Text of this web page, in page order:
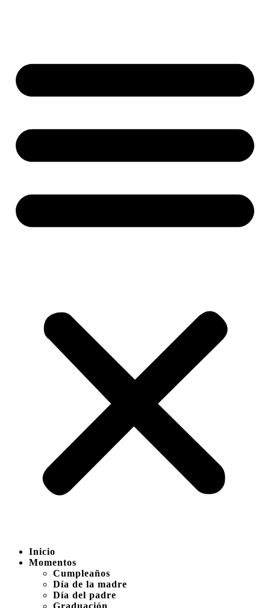
Inicio
Momentos
Cumpleaños
Día de la madre
Día del padre
Graduación